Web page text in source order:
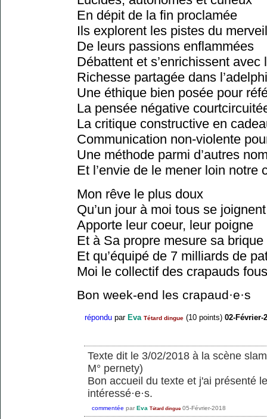
En dépit de la fin proclamée
Ils explorent les pistes du
De leurs passions enflammées
Débattent et s’enrichissent avec
Richesse partagée dans
Une éthique bien posée pour
La pensée négative
La critique constructive en
Communication non-violente
Une méthode parmi d’autres
Et l’envie de le mener loin notre
Mon rêve le plus doux
Qu’un jour à moi tous se joignent
Apporte leur coeur, leur poigne
Et à Sa propre mesure sa
Et qu’équipé de 7 milliards de
Moi le collectif des crapauds fous
Bon week-end les crapaud·e·s
répondu par Eva Tétard dingue (10 points) 02-Février-
Texte dit le 3/02/2018 à la scène
M° pernety)
Bon accueil du texte et j'ai présenté
intéressé·e·s.
commentée par Eva Tétard dingue 05-Février-2018